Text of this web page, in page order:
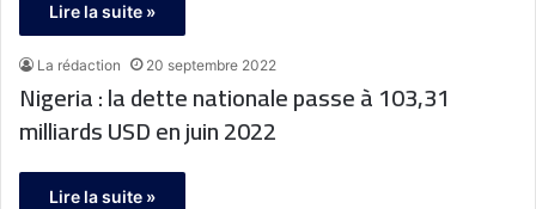
Lire la suite »
La rédaction 20 septembre 2022
Nigeria : la dette nationale passe à 103,31
milliards USD en juin 2022
Lire la suite »